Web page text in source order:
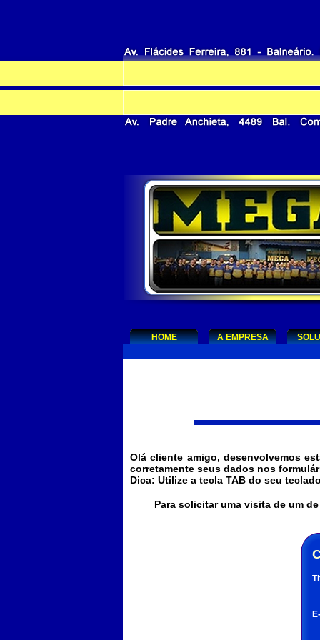
HOME A EMPRESA
Olá cliente amigo, desenvolvemos
corretamente seus dados nos
Dica: Utilize a tecla TAB do seu
Para solicitar uma visita de um